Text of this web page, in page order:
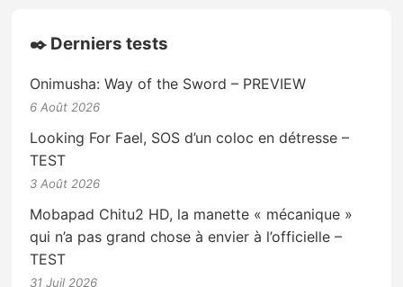
✒️ Derniers tests
Onimusha: Way of the Sword – PREVIEW
6 Août 2026
Looking For Fael, SOS d’un coloc en détresse –
TEST
3 Août 2026
Mobapad Chitu2 HD, la manette « mécanique »
qui n’a pas grand chose à envier à l’officielle –
TEST
31 Juil 2026